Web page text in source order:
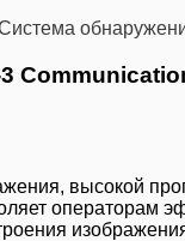
высокой
операторам